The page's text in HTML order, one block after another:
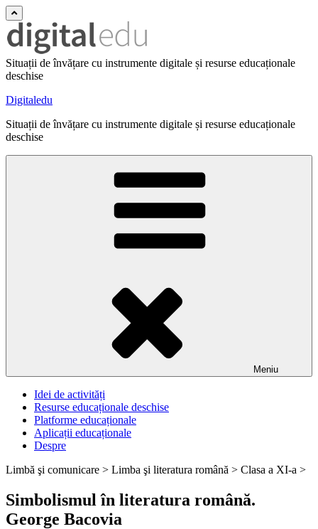
Situații de învățare cu instrumente digitale și resurse educaționale
deschise
Digitaledu
Situații de învățare cu instrumente digitale și resurse educaționale
deschise
Meniu
Idei de activități
Resurse educaționale deschise
Platforme educaționale
Aplicații educaționale
Despre
Limbă şi comunicare > Limba şi literatura română > Clasa a XI-a >
Simbolismul în literatura română.
George Bacovia